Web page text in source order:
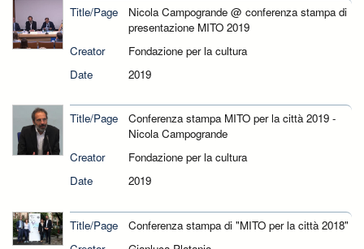
Title/Page
Nicola Campogrande @ conferenza stampa di
presentazione MITO 2019
Creator
Fondazione per la cultura
Date
2019
Title/Page
Conferenza stampa MITO per la città 2019 -
Nicola Campogrande
Creator
Fondazione per la cultura
Date
2019
Title/Page
Conferenza stampa di "MITO per la città 2018"